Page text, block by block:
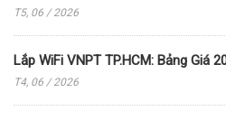
T5, 06 / 2026
Lắp WiFi VNPT TP.HCM: Bảng Giá
T4, 06 / 2026